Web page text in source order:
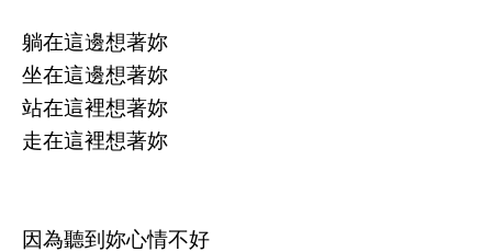
躺在這邊想著妳
坐在這邊想著妳
站在這裡想著妳
走在這裡想著妳
因為聽到妳心情不好